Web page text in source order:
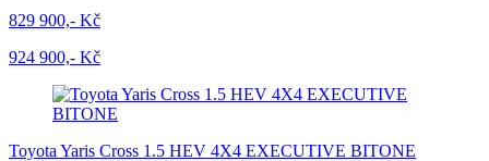
829 900,- Kč
924 900,- Kč
Toyota Yaris Cross 1.5 HEV 4X4 EXECUTIVE BITONE